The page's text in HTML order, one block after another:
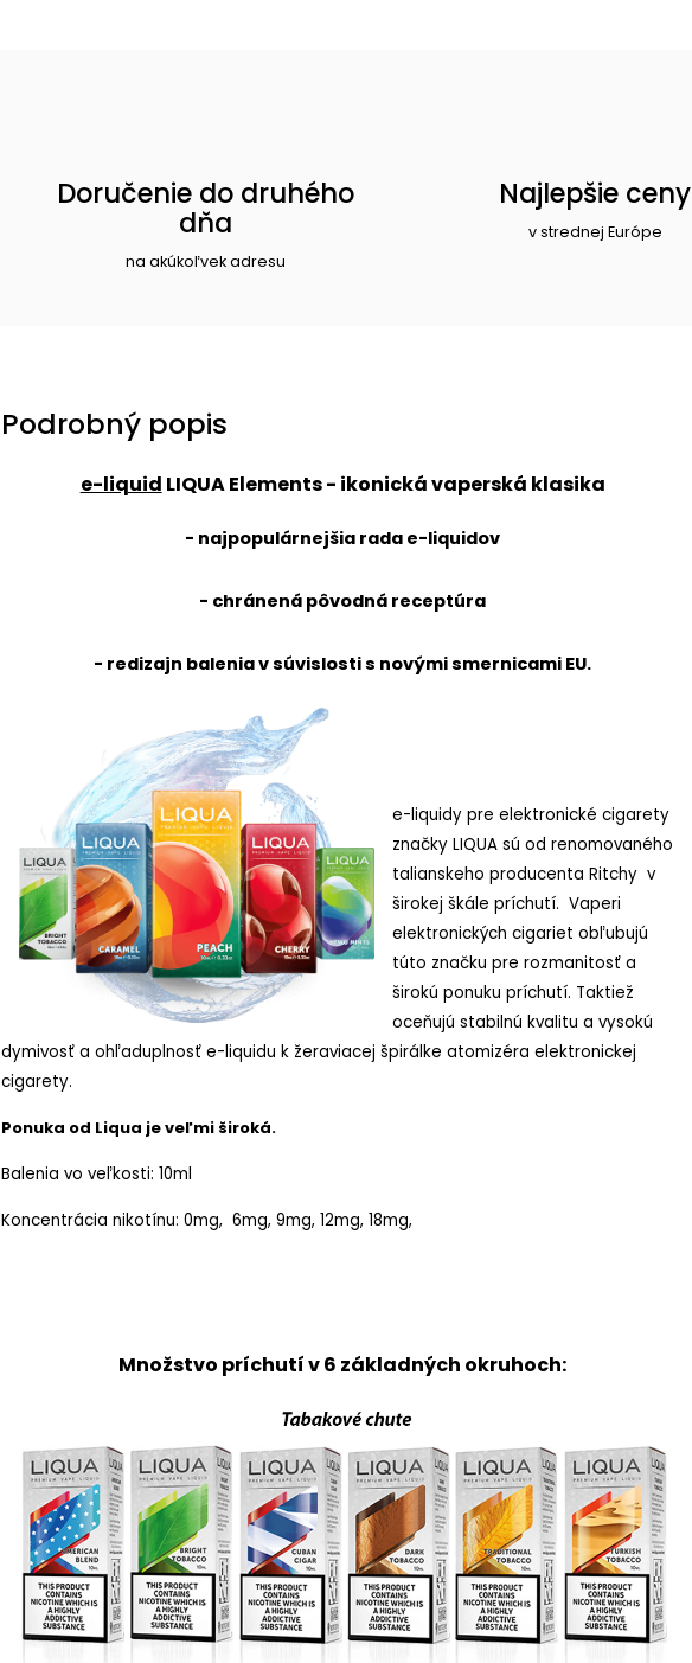
Doručenie do druhého
dňa
na akúkoľvek adresu
Najlepšie ceny
v strednej Európe
Podrobný popis
e-liquid LIQUA Elements- ikonická vaperská klasika
- najpopulárnejšia rada e-liquidov
- chránená pôvodná receptúra
- redizajn balenia v súvislosti s novými smernicami EU.
e-liquidy pre elektronické cigarety
značky LIQUA sú od renomovaného
talianskeho producenta Ritchy v
širokej škále príchutí. Vaperi
elektronických cigariet obľubujú
túto značku pre rozmanitosť a
širokú ponuku príchutí. Taktiež
oceňujú stabilnú kvalitu a vysokú
dymivosť a ohľaduplnosť e-liquidu k žeraviacej špirálke atomizéra elektronickej
cigarety.
Ponuka od Liqua je veľmi široká.
Balenia vo veľkosti: 10ml
Koncentrácia nikotínu: 0mg, 6mg, 9mg, 12mg, 18mg,
Množstvo príchutí v 6 základných okruhoch: